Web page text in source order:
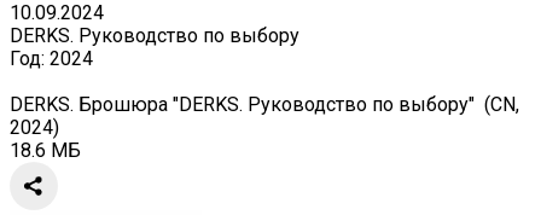
10.09.2024
DERKS. Руководство по выбору
Год: 2024
DERKS. Брошюра "DERKS. Руководство по выбору" (CN,
2024)
18.6 МБ